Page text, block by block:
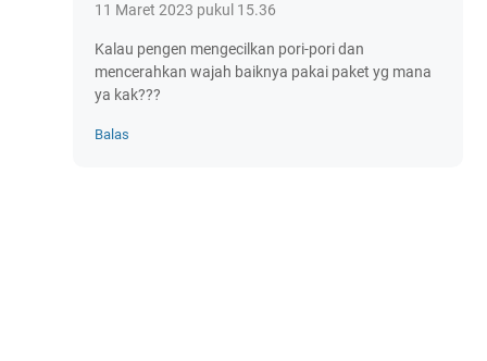
11 Maret 2023 pukul 15.36
Kalau pengen mengecilkan pori-pori dan
mencerahkan wajah baiknya pakai paket yg mana
ya kak???
Balas